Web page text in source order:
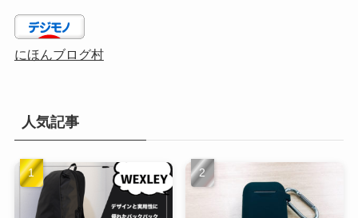
にほんブログ村
人気記事